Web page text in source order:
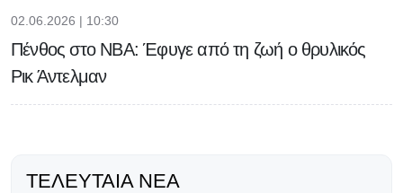
02.06.2026 | 10:30
Πένθος στο NBA: Έφυγε από τη ζωή ο θρυλικός
Ρικ Άντελμαν
ΤΕΛΕΥΤΑΊΑ ΝΈΑ